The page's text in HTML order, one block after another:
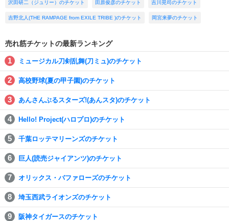
沢田研二（ジュリー）のチケット 田原俊彦のチケット 吉川晃司のチケット
吉野北人(THE RAMPAGE from EXILE TRIBE )のチケット 岡宮来夢のチケット
売れ筋チケットの最新ランキング
ミュージカル刀剣乱舞(刀ミュ)のチケット
高校野球(夏の甲子園)のチケット
あんさんぶるスターズ!(あんスタ)のチケット
Hello! Project(ハロプロ)のチケット
千葉ロッテマリーンズのチケット
巨人(読売ジャイアンツ)のチケット
オリックス・バファローズのチケット
埼玉西武ライオンズのチケット
阪神タイガースのチケット